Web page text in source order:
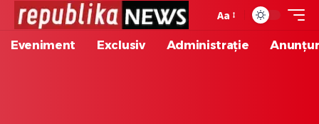
Aa
Eveniment Exclusiv Administrație